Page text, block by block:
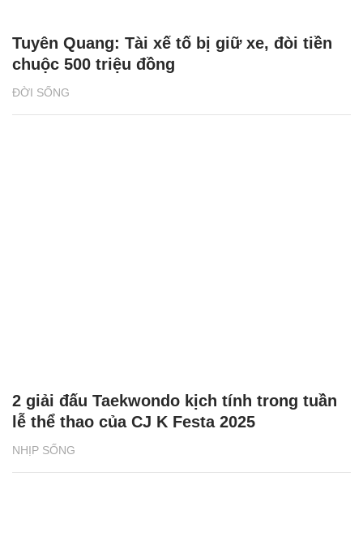
ĐỜI SỐNG
Tuyên Quang: Tài xế tố bị giữ xe, đòi tiền
chuộc 500 triệu đồng
NHỊP SỐNG
2 giải đấu Taekwondo kịch tính trong tuần
lễ thể thao của CJ K Festa 2025